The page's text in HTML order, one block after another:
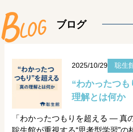
G ブログ
2025/10/29 聡生
“わかったつ
理解とは何か
「わかったつもりを超える — 真
聡生館が重視する“思考型学習”の